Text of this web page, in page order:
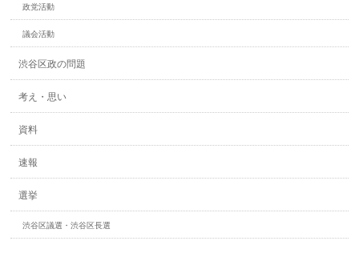
政党活動
議会活動
渋谷区政の問題
考え・思い
資料
速報
選挙
渋谷区議選・渋谷区長選